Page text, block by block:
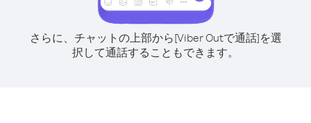
さらに、チャットの上部から[Viber Outで通話]を選
択して通話することもできます。